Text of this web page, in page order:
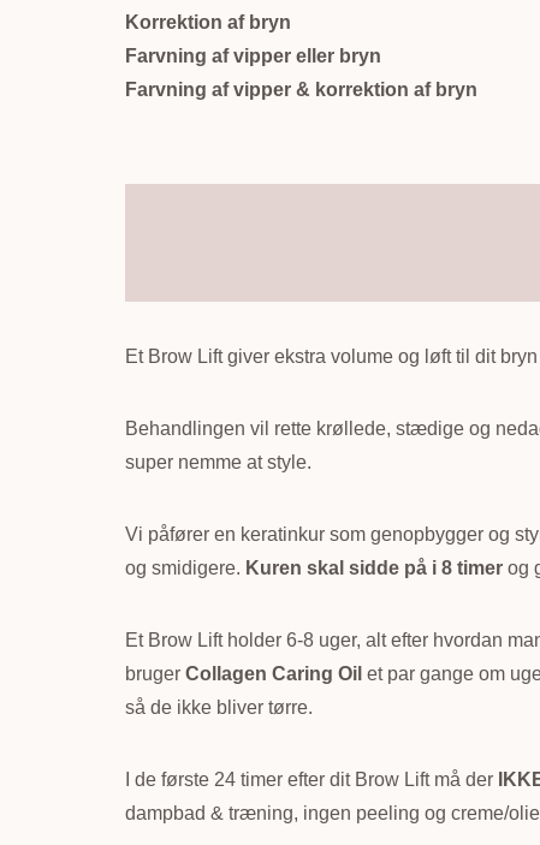
Korrektion af bryn
Farvning af vipper eller bryn
Farvning af vipper & korrektion af bryn
Et Brow Lift giver ekstra volume og løft til dit
Behandlingen vil rette krøllede, stædige og
super nemme at style.
Vi påfører en keratinkur som genopbygger og
og smidigere. Kuren skal sidde på i 8 timer og
Et Brow Lift holder 6-8 uger, alt efter hvordan
bruger Collagen Caring Oil et par gange om
så de ikke bliver tørre.
I de første 24 timer efter dit Brow Lift må der
dampbad & træning, ingen peeling og creme/